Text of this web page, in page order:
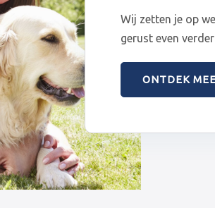
Wij zetten je op
gerust even verder
ONTDEK